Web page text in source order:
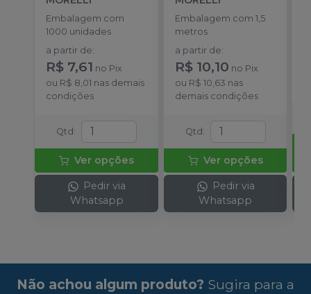
Embalagem com
1000 unidades
a partir de:
R$ 7,61 no Pix
ou R$ 8,01 nas demais
condições
Qtd :
Ver opções
Pedir via
Whatsapp
Embalagem com 1,5
metros
a partir de:
R$ 10,10 no Pix
ou R$ 10,63 nas
demais condições
Qtd :
Ver opções
Pedir via
Whatsapp
Não achou algum produto? Sugira para a